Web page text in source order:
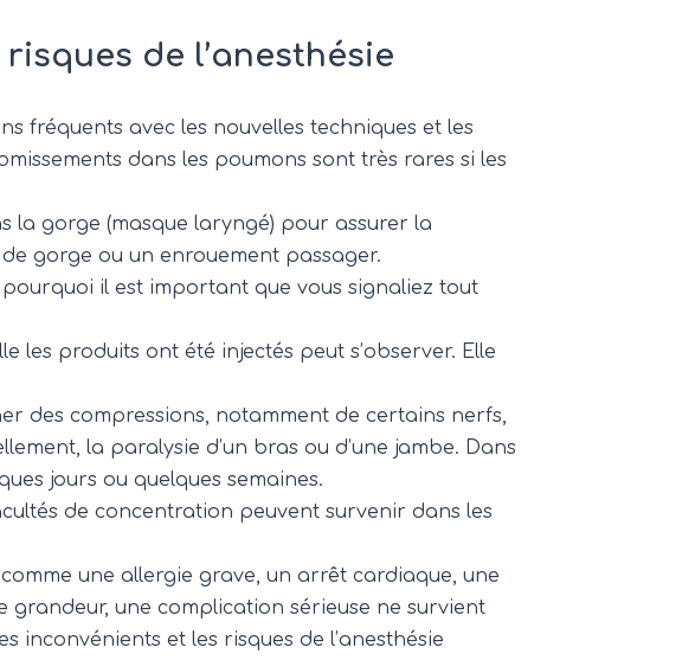
de l’anesthésie
fréquents avec les nouvelles techniques et les
dans les poumons sont très rares si les
la gorge (masque laryngé) pour assurer la
gorge ou un enrouement passager.
il est important que vous signaliez tout
les produits ont été injectés peut s’observer. Elle
des compressions, notamment de certains nerfs,
la paralysie d’un bras ou d’une jambe. Dans
jours ou quelques semaines.
de concentration peuvent survenir dans les
une allergie grave, un arrêt cardiaque, une
une complication sérieuse ne survient
inconvénients et les risques de l’anesthésie